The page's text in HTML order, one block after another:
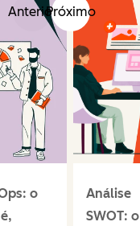
AnteriorPróximo
o
Análise
SWOT: o